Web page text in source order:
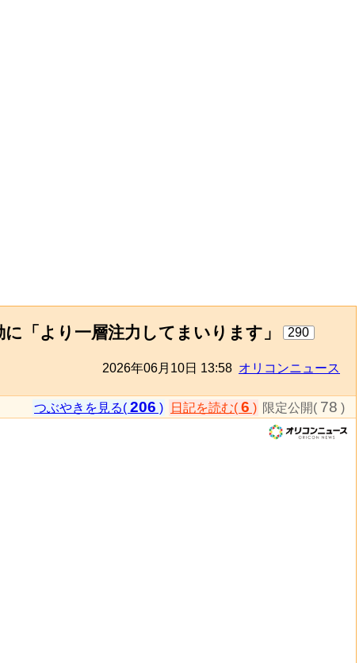
「より一層注力してまいります」 290
2026年06月10日 13:58 オリコンニュース
つぶやきを見る( 206 ) 日記を読む( 6 ) 限定公開( 78 )